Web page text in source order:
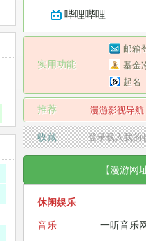
哔哩哔哩
实用功能
邮箱
基金
起名
推荐 漫游影视导航
收藏 登录载入我
【漫游网
休闲娱乐
音乐
一听音乐